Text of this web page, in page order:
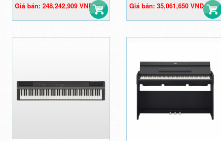
Giá gốc: 253,309,091 VND
Giá bán: 248,242,909 VND
Giá gốc: 36,907,000 VND
Giá bán: 35,061,650 VND